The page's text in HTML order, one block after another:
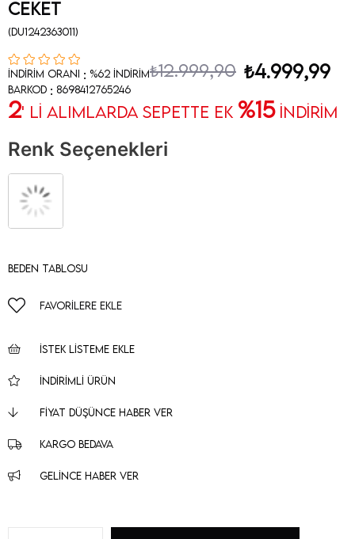
Ceket
(DU1242363011)
İndirim Oranı : %62 İndirim₺12.999,90 ₺4.999,99
Barkod : 8698412765246
2' Lİ ALIMLARDA SEPETTE EK %15İNDİRİM
Renk Seçenekleri
Beden Tablosu
FAVORILERE EKLE
İSTEK LISTEME EKLE
İNDIRIMLI ÜRÜN
FIYAT DÜŞÜNCE HABER VER
KARGO BEDAVA
GELINCE HABER VER